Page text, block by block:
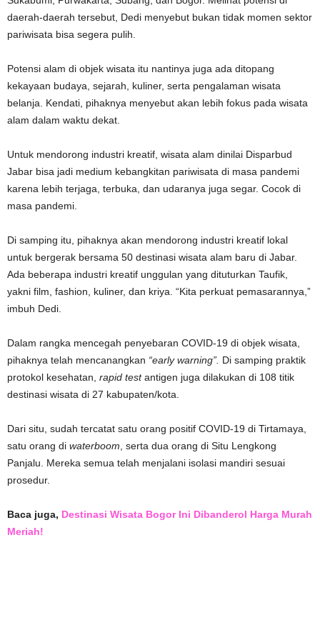
daerah-daerah tersebut, Dedi menyebut bukan tidak momen sektor
pariwisata bisa segera pulih.
Potensi alam di objek wisata itu nantinya juga ada ditopang
kekayaan budaya, sejarah, kuliner, serta pengalaman wisata
belanja. Kendati, pihaknya menyebut akan lebih fokus pada wisata
alam dalam waktu dekat.
Untuk mendorong industri kreatif, wisata alam dinilai Disparbud
Jabar bisa jadi medium kebangkitan pariwisata di masa pandemi
karena lebih terjaga, terbuka, dan udaranya juga segar. Cocok di
masa pandemi.
Di samping itu, pihaknya akan mendorong industri kreatif lokal
untuk bergerak bersama 50 destinasi wisata alam baru di Jabar.
Ada beberapa industri kreatif unggulan yang dituturkan Taufik,
yakni film, fashion, kuliner, dan kriya. “Kita perkuat pemasarannya,”
imbuh Dedi.
Dalam rangka mencegah penyebaran COVID-19 di objek wisata,
pihaknya telah mencanangkan “early warning”. Di samping praktik
protokol kesehatan, rapid testantigen juga dilakukan di 108 titik
destinasi wisata di 27 kabupaten/kota.
Dari situ, sudah tercatat satu orang positif COVID-19 di Tirtamaya,
satu orang di waterboom , serta dua orang di Situ Lengkong
Panjalu. Mereka semua telah menjalani isolasi mandiri sesuai
prosedur.
Baca juga, Destinasi Wisata Bogor Ini Dibanderol Harga Murah
Meriah!